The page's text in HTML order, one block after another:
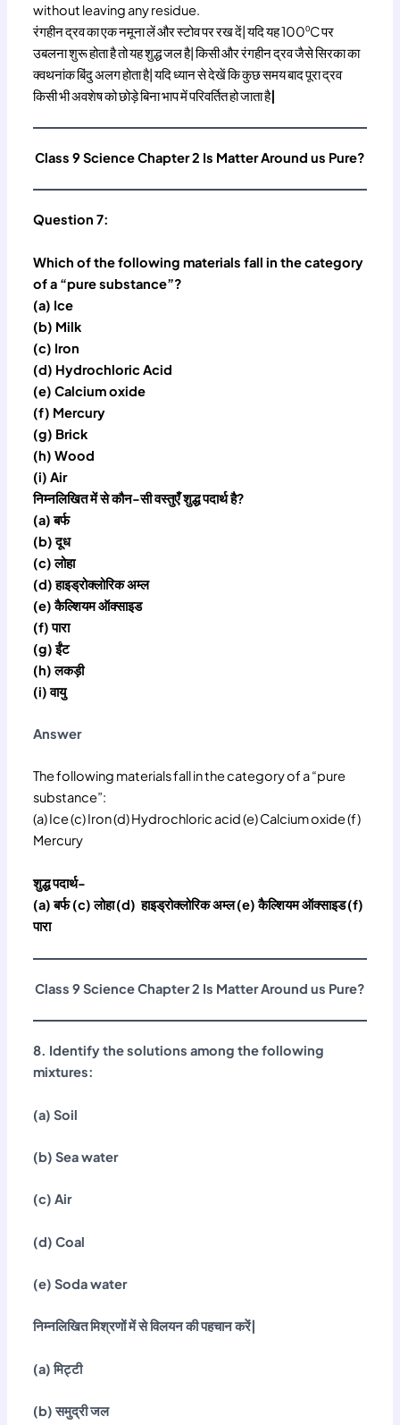
without leaving any residue.
रंगहीन द्रव का एक नमूना लें और स्टोव पर रख दें| यदि यह 100⁰C पर
उबलना शुरू होता है तो यह शुद्ध जल है| किसी और रंगहीन द्रव जैसे सिरका का
क्वथनांक बिंदु अलग होता है| यदि ध्यान से देखें कि कुछ समय बाद पूरा द्रव
किसी भी अवशेष को छोड़े बिना भाप में परिवर्तित हो जाता है|
Class 9 Science Chapter 2 Is Matter Around us Pure?
Question 7:
Which of the following materials fall in the category
of a “pure substance”?
(a) Ice
(b) Milk
(c) Iron
(d) Hydrochloric Acid
(e) Calcium oxide
(f) Mercury
(g) Brick
(h) Wood
(i) Air
निम्नलिखित में से कौन-सी वस्तुएँ शुद्ध पदार्थ है?
(a) बर्फ
(b) दूध
(c) लोहा
(d) हाइड्रोक्लोरिक अम्ल
(e) कैल्शियम ऑक्साइड
(f) पारा
(g) ईंट
(h) लकड़ी
(i) वायु
Answer
The following materials fall in the category of a “pure
substance”:
(a) Ice (c) Iron (d) Hydrochloric acid (e) Calcium oxide (f)
Mercury
शुद्ध पदार्थ-
(a) बर्फ (c) लोहा(d) हाइड्रोक्लोरिक अम्ल(e) कैल्शियम ऑक्साइड(f)
पारा
Class 9 Science Chapter 2 Is Matter Around us Pure?
8. Identify the solutions among the following
mixtures:
(a) Soil
(b) Sea water
(c) Air
(d) Coal
(e) Soda water
निम्नलिखित मिश्रणों में से विलयन की पहचान करें|
(a) मिट्टी
(b) समुद्री जल